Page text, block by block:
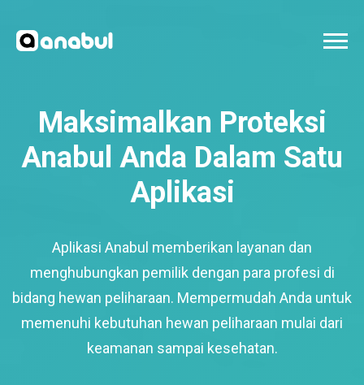
Maksimalkan Proteksi
Anabul Anda Dalam Satu
Aplikasi
Aplikasi Anabul memberikan layanan dan
menghubungkan pemilik dengan para profesi di
bidang hewan peliharaan. Mempermudah Anda untuk
memenuhi kebutuhan hewan peliharaan mulai dari
keamanan sampai kesehatan.